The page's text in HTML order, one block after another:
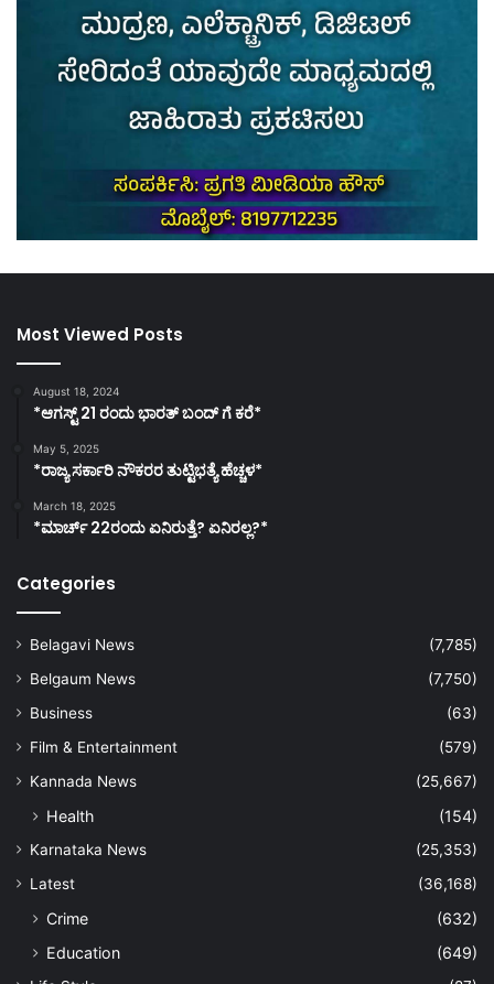
Most Viewed Posts
August 18, 2024
*ಆಗಸ್ಟ್ 21 ರಂದು ಭಾರತ್‌ ಬಂದ್‌ ಗೆ ಕರೆ*
May 5, 2025
*ರಾಜ್ಯ ಸರ್ಕಾರಿ ನೌಕರರ ತುಟ್ಟಿಭತ್ಯೆ ಹೆಚ್ಚಳ*
March 18, 2025
*ಮಾರ್ಚ್ 22ರಂದು ಏನಿರುತ್ತೆ? ಏನಿರಲ್ಲ?*
Categories
Belagavi News
(7,785)
Belgaum News
(7,750)
Business
(63)
Film & Entertainment
(579)
Kannada News
(25,667)
Health (154)
Karnataka News
(25,353)
Latest
(36,168)
Crime
(632)
Education
(649)